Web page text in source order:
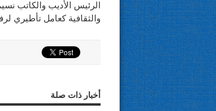
الرئيس الأديب والكاتب
والثقافية كعامل تأطيري
أخبار ذات صلة